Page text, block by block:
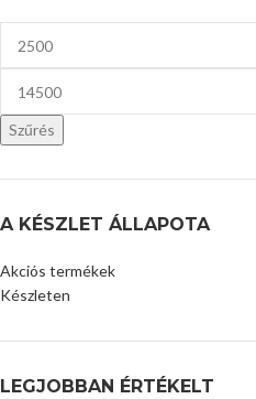
Szűrés
A KÉSZLET ÁLLAPOTA
Akciós termékek
Készleten
LEGJOBBAN ÉRTÉKELT